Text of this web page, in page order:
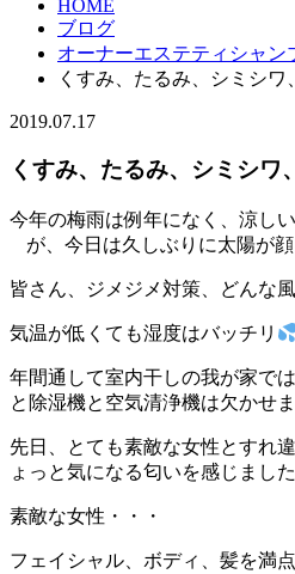
HOME
ブログ
オーナーエステティシャン
くすみ、たるみ、シミシワ
2019.07.17
くすみ、たるみ、シミシワ
今年の梅雨は例年になく、涼し
が、今日は久しぶりに太陽が
皆さん、ジメジメ対策、どんな
気温が低くても湿度はバッチリ
年間通して室内干しの我が家で
と除湿機と空気清浄機は欠かせま
先日、とても素敵な女性とすれ
ょっと気になる匂いを感じました
素敵な女性・・・
フェイシャル、ボディ、髪を満